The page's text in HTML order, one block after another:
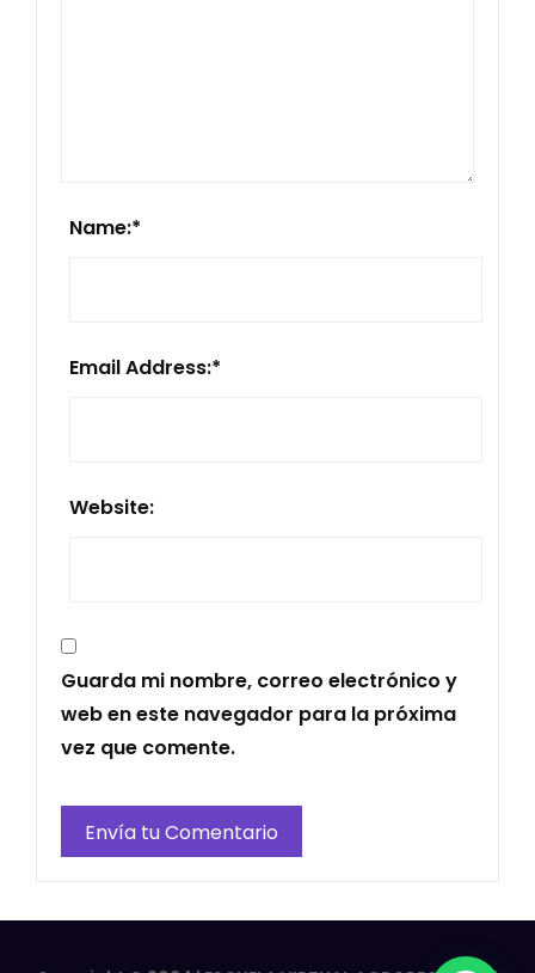
Name:*
Email Address:*
Website:
Guarda mi nombre, correo electrónico y
web en este navegador para la próxima
vez que comente.